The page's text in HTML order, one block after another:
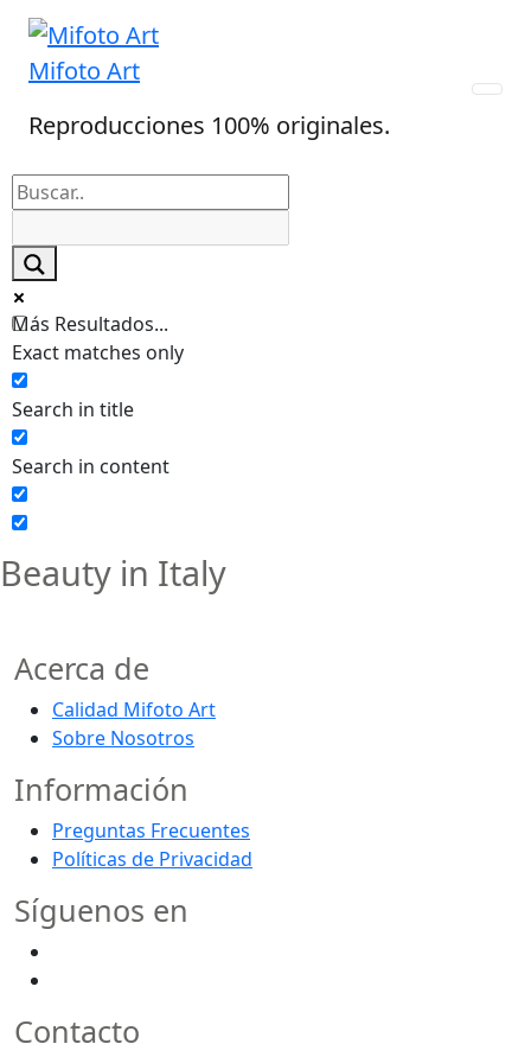
Skip
content
Mifoto Art
Reproducciones 100% originales.
Más Resultados...
Exact matches only
Search in title
Search in content
Beauty in Italy
Acerca de
Calidad Mifoto Art
Sobre Nosotros
Información
Preguntas Frecuentes
Políticas de Privacidad
Síguenos en
Contacto